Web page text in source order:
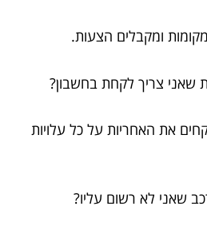
ומקבלים הצעות.
את האחריות על כל עלויות